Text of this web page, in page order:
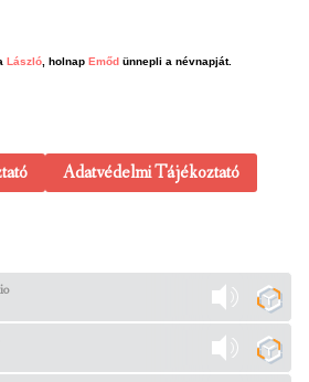
László , holnap Emőd ünnepli a névnapját.
Adatvédelmi Tájékoztató